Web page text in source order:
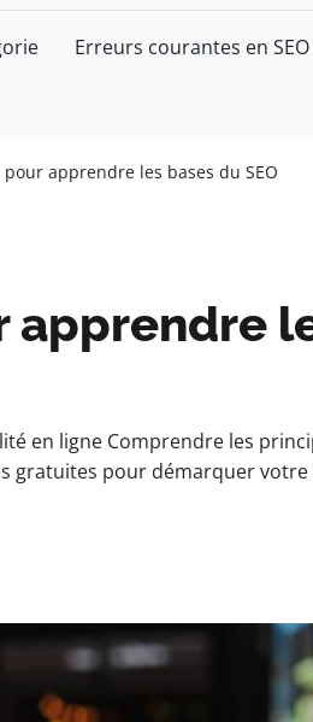
Erreurs courantes en SEO
pour apprendre les bases du SEO
apprendre
en ligne Comprendre les
gratuites pour démarquer